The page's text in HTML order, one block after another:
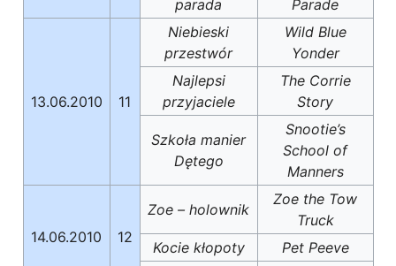
parada Parade
13.06.2010 11
Niebieski
przestwór
Wild Blue
Yonder
Najlepsi
przyjaciele
The Corrie
Story
Szkoła manier
Dętego
Snootie’s
School of
Manners
14.06.2010 12
Zoe – holownik
Zoe the Tow
Truck
Kocie kłopoty
Pet Peeve